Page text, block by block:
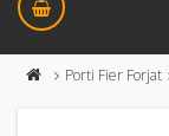
Porti Fier Forjat